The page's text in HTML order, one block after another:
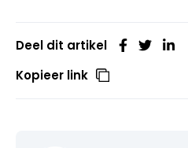
Deel dit artikel
Kopieer link